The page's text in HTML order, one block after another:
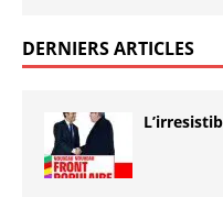
DERNIERS ARTICLES